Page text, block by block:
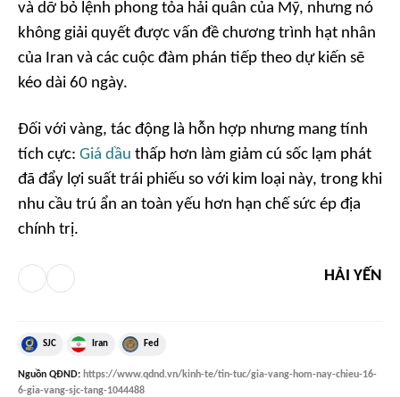
và dỡ bỏ lệnh phong tỏa hải quân của Mỹ, nhưng nó
không giải quyết được vấn đề chương trình hạt nhân
của Iran và các cuộc đàm phán tiếp theo dự kiến sẽ
kéo dài 60 ngày.
Đối với vàng, tác động là hỗn hợp nhưng mang tính
tích cực: Giá dầu thấp hơn làm giảm cú sốc lạm phát
đã đẩy lợi suất trái phiếu so với kim loại này, trong khi
nhu cầu trú ẩn an toàn yếu hơn hạn chế sức ép địa
chính trị.
HẢI YẾN
SJC Iran Fed
Nguồn QĐND: https://www.qdnd.vn/kinh-te/tin-tuc/gia-vang-hom-nay-chieu-16-
6-gia-vang-sjc-tang-1044488